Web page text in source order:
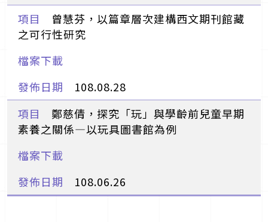
曾慧芬，以篇章層次建構西文期刊館藏
之可行性研究
108.08.28
鄭慈倩，探究「玩」與學齡前兒童早期
素養之關係—以玩具圖書館為例
108.06.26